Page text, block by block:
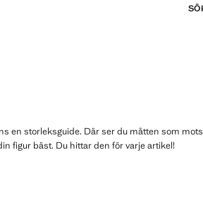
en storleksguide. Där ser du måtten som
figur bäst. Du hittar den för varje artikel!